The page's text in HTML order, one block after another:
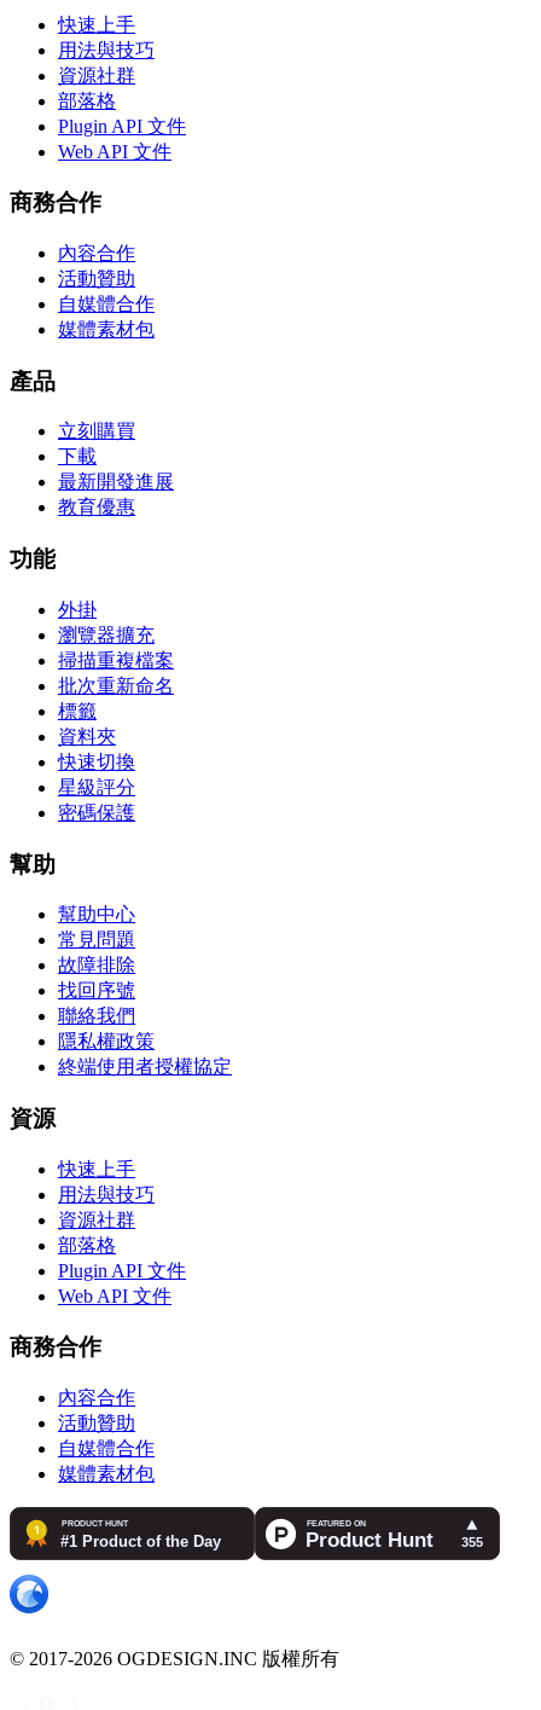
快速上手
用法與技巧
資源社群
部落格
Plugin API 文件
Web API 文件
商務合作
內容合作
活動贊助
自媒體合作
媒體素材包
產品
立刻購買
下載
最新開發進展
教育優惠
功能
外掛
瀏覽器擴充
掃描重複檔案
批次重新命名
標籤
資料夾
快速切換
星級評分
密碼保護
幫助
幫助中心
常見問題
故障排除
找回序號
聯絡我們
隱私權政策
終端使用者授權協定
資源
快速上手
用法與技巧
資源社群
部落格
Plugin API 文件
Web API 文件
商務合作
內容合作
活動贊助
自媒體合作
媒體素材包
© 2017-2026 OGDESIGN.INC 版權所有